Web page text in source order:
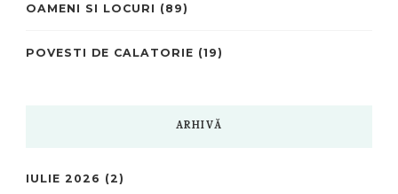
OAMENI SI LOCURI (89)
POVESTI DE CALATORIE (19)
ARHIVĂ
IULIE 2026 (2)